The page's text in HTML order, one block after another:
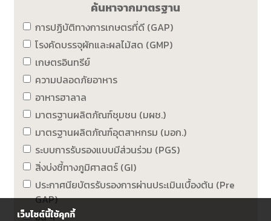
ค้นหาจากมาตรฐาน
การปฏิบัติทางการเกษตรที่ดี (GAP)
โรงคัดบรรจุผักและผลไม้สด (GMP)
เกษตรอินทรีย์
ความปลอดภัยอาหาร
อาหารฮาลาล
มาตรฐานผลิตภัณฑ์ชุมชน (มผช.)
มาตรฐานผลิตภัณฑ์อุตสาหกรม (มอก.)
ระบบการรับรองแบบมีส่วนร่วม (PGS)
สิ่งบ่งชี้ทางภูมิศาสตร์ (GI)
ประกาศนียบัตรรับรองการผ่านประเมินเบื้องต้น (Pre
GAP)
อื่น ๆ
เว็บไซต์นี้ใช้คุกกี้